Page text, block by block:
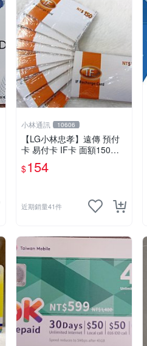
小林通訊 10606
【LG小林忠孝】遠傳 預付
卡 易付卡 IF卡 面額150元
(儲值卡/補充卡)
$154
近期銷量41件